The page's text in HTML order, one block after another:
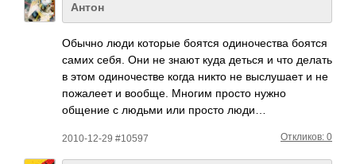
Антон
Обычно люди которые боятся один­очес­тва боятся
самих себя. Они не знают куда деться и что делать
в этом один­очес­тве когда никто не высл­ушает и не
пожа­леет и вообще. Многим просто нужно
общение с людьми или просто люди…
2010-12-29 #10597 Откликов: 0